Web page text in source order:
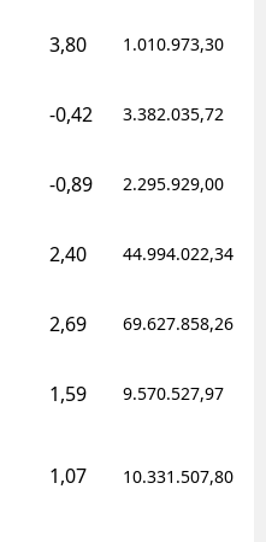
3,80 1.010.973,30
-0,42 3.382.035,72
-0,89 2.295.929,00
2,40 44.994.022,34
2,69 69.627.858,26
1,59 9.570.527,97
1,07 10.331.507,80